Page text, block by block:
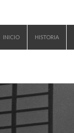
INICIO HISTORIA